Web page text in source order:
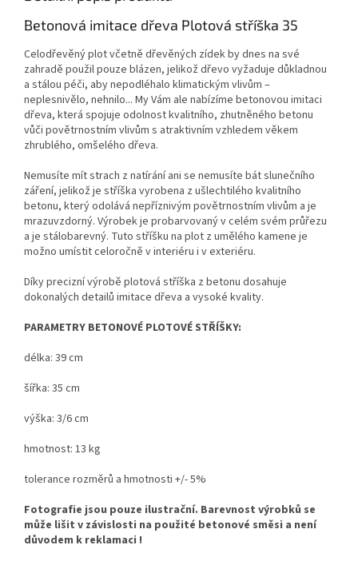
Betonová imitace dřeva Plotová stříška 35
Celodřevěný plot včetně dřevěných zídek by dnes na své
zahradě použil pouze blázen, jelikož dřevo vyžaduje důkladnou
a stálou péči, aby nepodléhalo klimatickým vlivům –
neplesnivělo, nehnilo... My Vám ale nabízíme betonovou imitaci
dřeva, která spojuje odolnost kvalitního, zhutněného betonu
vůči povětrnostním vlivům s atraktivním vzhledem věkem
zhrublého, omšelého dřeva.
Nemusíte mít strach z natírání ani se nemusíte bát slunečního
záření, jelikož je stříška vyrobena z ušlechtilého kvalitního
betonu, který odolává nepříznivým povětrnostním vlivům a je
mrazuvzdorný. Výrobek je probarvovaný v celém svém průřezu
a je stálobarevný. Tuto stříšku na plot z umělého kamene je
možno umístit celoročně v interiéru i v exteriéru.
Díky precizní výrobě plotová stříška z betonu dosahuje
dokonalých detailů imitace dřeva a vysoké kvality.
PARAMETRY BETONOVÉ PLOTOVÉ STŘÍŠKY:
délka: 39 cm
šířka: 35 cm
výška: 3/6 cm
hmotnost: 13 kg
tolerance rozměrů a hmotnosti +/- 5%
Fotografie jsou pouze ilustrační. Barevnost výrobků se
může lišit v závislosti na použité betonové směsi a není
důvodem k reklamaci !